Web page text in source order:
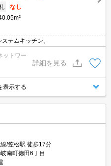
なし
テムキッチン。
ットワー
詳細を見る
表示する
/笠松駅 徒歩17分
南町徳田6丁目